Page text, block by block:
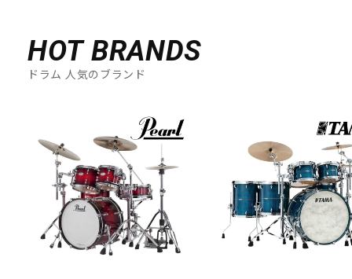
HOT BRANDS
ドラム 人気のブランド